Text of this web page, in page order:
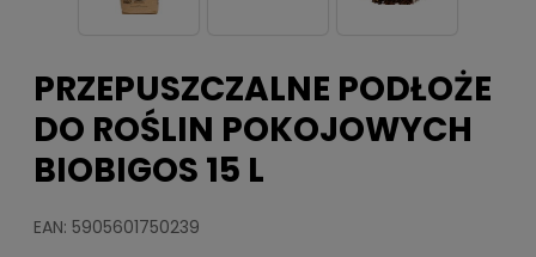
PRZEPUSZCZALNE PODŁOŻE
DO ROŚLIN POKOJOWYCH
BIOBIGOS 15 L
EAN: 5905601750239